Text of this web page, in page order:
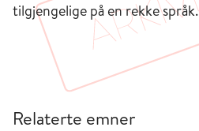
tilgjengelige på en rekke språk.
Relaterte emner